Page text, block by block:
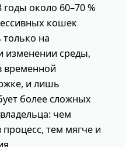
годы около 60–70 %
кошек
только на
изменении среды,
временной
и лишь
более сложных
чем
тем мягче и